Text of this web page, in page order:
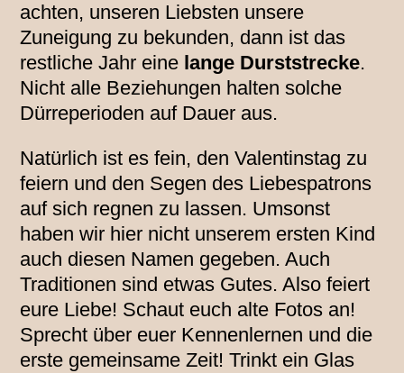
achten, unseren Liebsten unsere
Zuneigung zu bekunden, dann ist das
restliche Jahr eine lange Durststrecke.
Nicht alle Beziehungen halten solche
Dürreperioden auf Dauer aus.
Natürlich ist es fein, den Valentinstag zu
feiern und den Segen des Liebespatrons
auf sich regnen zu lassen. Umsonst
haben wir hier nicht unserem ersten Kind
auch diesen Namen gegeben. Auch
Traditionen sind etwas Gutes. Also feiert
eure Liebe! Schaut euch alte Fotos an!
Sprecht über euer Kennenlernen und die
erste gemeinsame Zeit! Trinkt ein Glas